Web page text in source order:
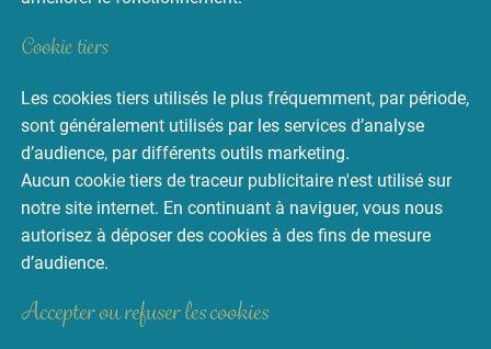
Cookie tiers
Les cookies tiers utilisés le plus fréquemment, par période,
sont généralement utilisés par les services d’analyse
d’audience, par différents outils marketing.
Aucun cookie tiers de traceur publicitaire n'est utilisé sur
notre site internet. En continuant à naviguer, vous nous
autorisez à déposer des cookies à des fins de mesure
d’audience.
Accepter ou refuser les cookies